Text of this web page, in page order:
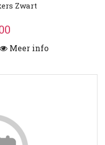
Zwart
Meer info